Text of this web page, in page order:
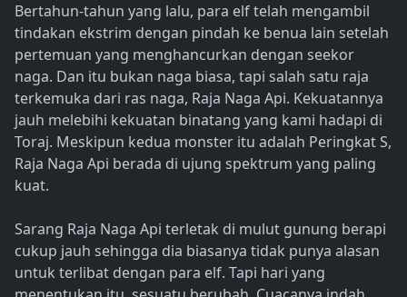
Bertahun-tahun yang lalu, para elf telah mengambil
tindakan ekstrim dengan pindah ke benua lain setelah
pertemuan yang menghancurkan dengan seekor
naga. Dan itu bukan naga biasa, tapi salah satu raja
terkemuka dari ras naga, Raja Naga Api. Kekuatannya
jauh melebihi kekuatan binatang yang kami hadapi di
Toraj. Meskipun kedua monster itu adalah Peringkat S,
Raja Naga Api berada di ujung spektrum yang paling
kuat.
Sarang Raja Naga Api terletak di mulut gunung berapi
cukup jauh sehingga dia biasanya tidak punya alasan
untuk terlibat dengan para elf. Tapi hari yang